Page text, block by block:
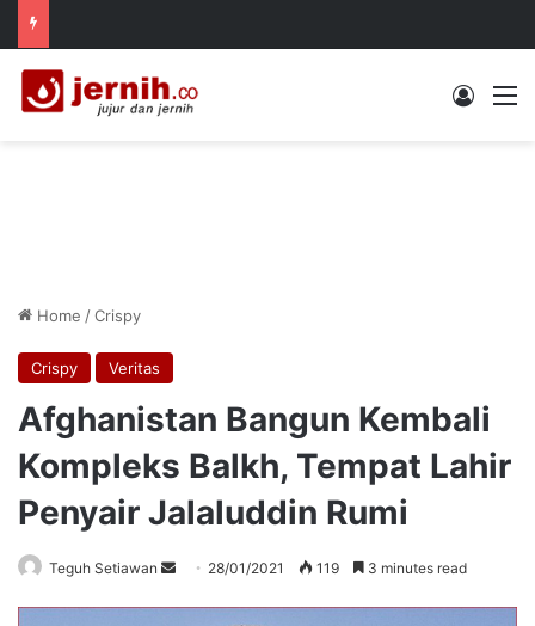
Log In
Home /Crispy
Crispy Veritas
Afghanistan Bangun Kembali
Kompleks Balkh, Tempat Lahir
Penyair Jalaluddin Rumi
Teguh Setiawan
Send 28/01/2021 119 3 minutes read